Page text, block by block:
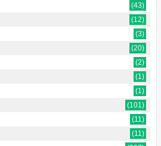
(43)
(12)
(3)
(20)
(2)
(1)
(1)
(101)
(11)
(11)